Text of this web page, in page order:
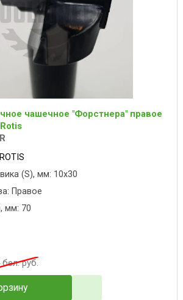
чашечное "Форстнера" правое
ROTIS
(S), мм: 10x30
Правое
мм: 70
бел. руб.